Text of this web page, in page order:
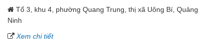
Tổ 3, khu 4, phường Quang Trung, thị xã Uông Bí, Quảng
Ninh
Xem chi tiết